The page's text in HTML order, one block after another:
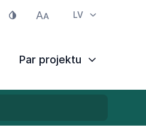
LV
Par projektu